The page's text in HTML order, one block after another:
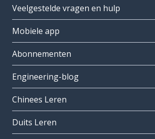
Veelgestelde vragen en hulp
Mobiele app
Abonnementen
Engineering-blog
Chinees Leren
Duits Leren